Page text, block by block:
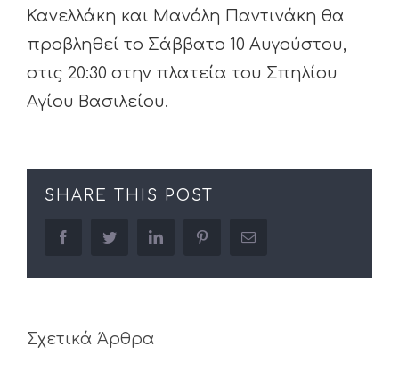
Κανελλάκη και Μανόλη Παντινάκη θα
προβληθεί το Σάββατο 10 Αυγούστου,
στις 20:30 στην πλατεία του Σπηλίου
Αγίου Βασιλείου.
SHARE THIS POST
facebooktwitter linkedin pinterestEmail
Σχετικά Άρθρα